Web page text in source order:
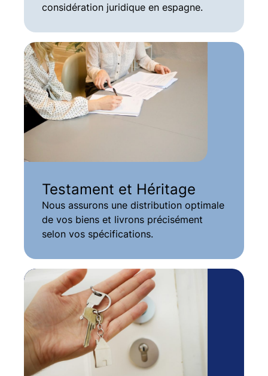
considération juridique en espagne.
Testament et Héritage
Nous assurons une distribution optimale
de vos biens et livrons précisément
selon vos spécifications.